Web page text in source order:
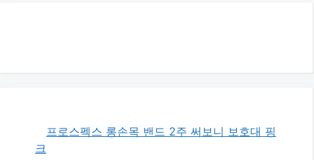
프로스펙스 롱손목 밴드 2주 써보니 보호대 핑
크